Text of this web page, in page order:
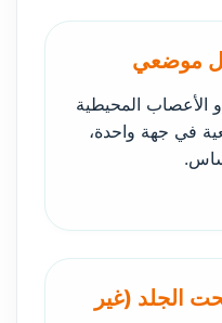
الأعصاب المحيطية
في جهة واحدة،
تحت الجلد (غير